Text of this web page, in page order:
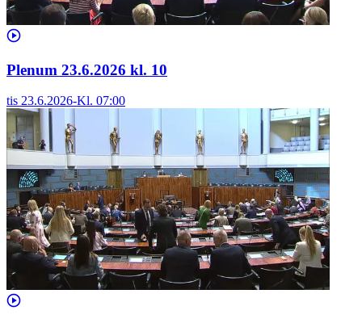
Plenum 23.6.2026 kl. 10
tis 23.6.2026-Kl. 07:00